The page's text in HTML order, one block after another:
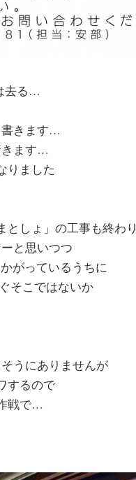
去る…
書きます…
きます…
りました
としょ」の工事も終わり
と思いつつ
がっているうちに
そこではないか
うにありませんが
するので
戦で…